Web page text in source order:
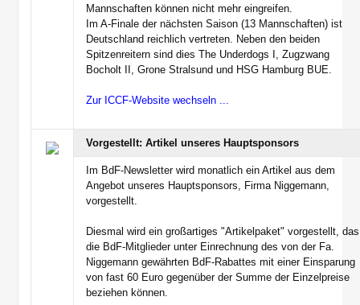
Mannschaften können nicht mehr eingreifen.
Im A-Finale der nächsten Saison (13 Mannschaften) ist
Deutschland reichlich vertreten. Neben den beiden
Spitzenreitern sind dies The Underdogs I, Zugzwang
Bocholt II, Grone Stralsund und HSG Hamburg BUE.
Zur ICCF-Website wechseln ...
Vorgestellt: Artikel unseres Hauptsponsors
Im BdF-Newsletter wird monatlich ein Artikel aus dem
Angebot unseres Hauptsponsors, Firma Niggemann,
vorgestellt.
Diesmal wird ein großartiges "Artikelpaket" vorgestellt, das
die BdF-Mitglieder unter Einrechnung des von der Fa.
Niggemann gewährten BdF-Rabattes mit einer Einsparung
von fast 60 Euro gegenüber der Summe der Einzelpreise
beziehen können.